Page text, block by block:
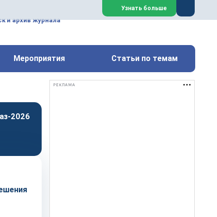
металлургических
Закрыть
Узнать больше
и архив журнала
Мероприятия Статьи по темам
2026
РЕКЛАМА